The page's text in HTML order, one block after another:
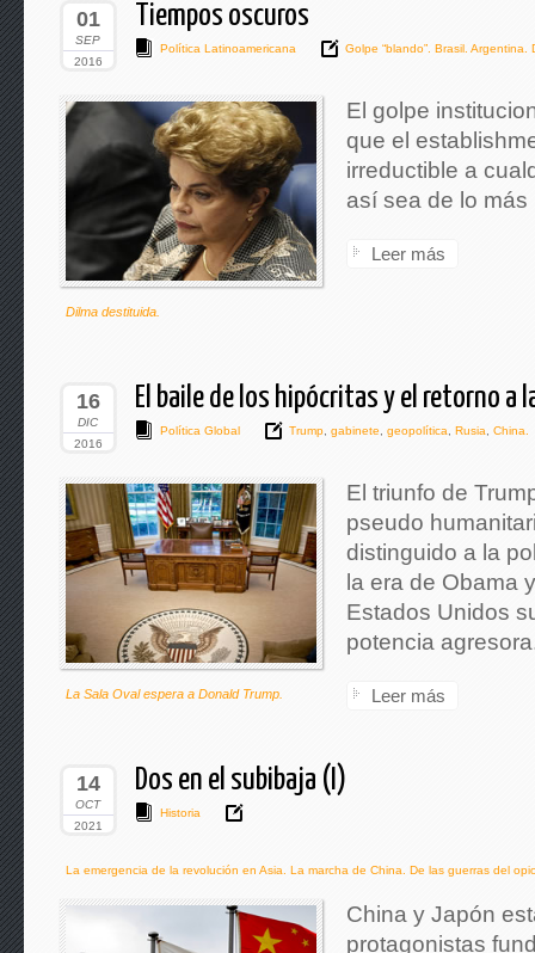
01
SEP
2016
Tiempos oscuros
Política Latinoamericana Golpe “blando”. Brasil. Argentina.
Dilma destituida.
El golpe
que el
irreductible a
así sea de lo más
Leer más
16
DIC
2016
El baile de los hipócritas y el retorno a
Política Global Trump gabinete geopolítica Rusia China.
La Sala Oval espera a Donald Trump.
El triunfo de
pseudo
distinguido a la
la era de Obama
Estados Unidos
potencia
Leer más
14
OCT
2021
Dos en el subibaja (I)
Historia
La emergencia de la revolución en Asia. La marcha de China. De las guerras del
China y Japón
protagonistas